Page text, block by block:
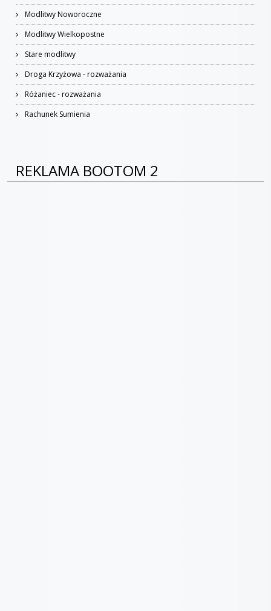
Modlitwy Noworoczne
Modlitwy Wielkopostne
Stare modlitwy
Droga Krzyżowa - rozważania
Różaniec - rozważania
Rachunek Sumienia
REKLAMA BOOTOM 2